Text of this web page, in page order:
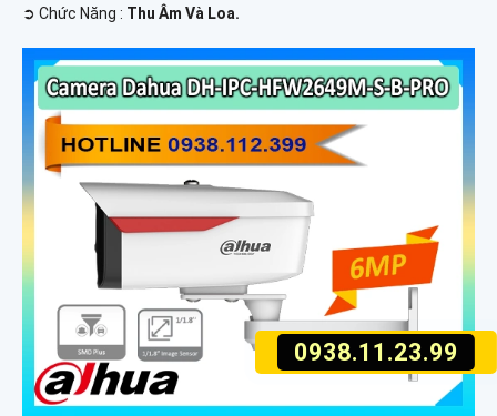
0938.11.23.99
️➲ Chức Năng : Thu Âm Và Loa.